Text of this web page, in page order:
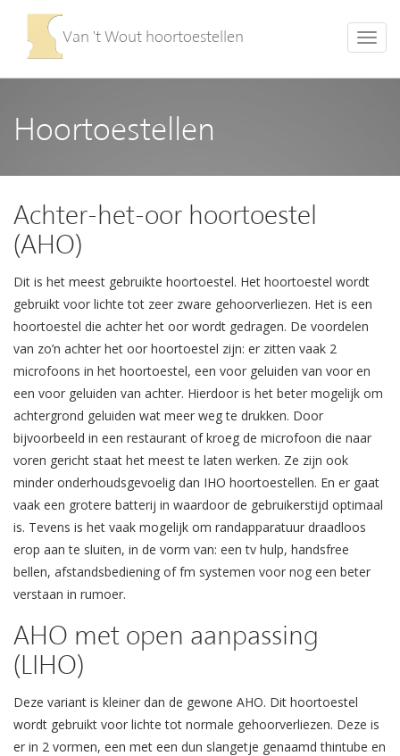
Van 't Wout hoortoestellen
Hoortoestellen
Achter-het-oor hoortoestel
(AHO)
Dit is het meest gebruikte hoortoestel. Het hoortoestel wordt
gebruikt voor lichte tot zeer zware gehoorverliezen. Het is een
hoortoestel die achter het oor wordt gedragen. De voordelen
van zo’n achter het oor hoortoestel zijn: er zitten vaak 2
microfoons in het hoortoestel, een voor geluiden van voor en
een voor geluiden van achter. Hierdoor is het beter mogelijk om
achtergrond geluiden wat meer weg te drukken. Door
bijvoorbeeld in een restaurant of kroeg de microfoon die naar
voren gericht staat het meest te laten werken. Ze zijn ook
minder onderhoudsgevoelig dan IHO hoortoestellen. En er gaat
vaak een grotere batterij in waardoor de gebruikerstijd optimaal
is. Tevens is het vaak mogelijk om randapparatuur draadloos
erop aan te sluiten, in de vorm van: een tv hulp, handsfree
bellen, afstandsbediening of fm systemen voor nog een beter
verstaan in rumoer.
AHO met open aanpassing
(LIHO)
Deze variant is kleiner dan de gewone AHO. Dit hoortoestel
wordt gebruikt voor lichte tot normale gehoorverliezen. Deze is
er in 2 vormen, een met een dun slangetje genaamd thintube en